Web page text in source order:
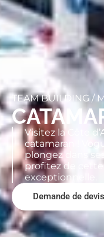
TEAM BUILDING /
Visitez la Côte
catamaran !
plongez dans
profitez de cette
exceptionnelle.
Demande de devis